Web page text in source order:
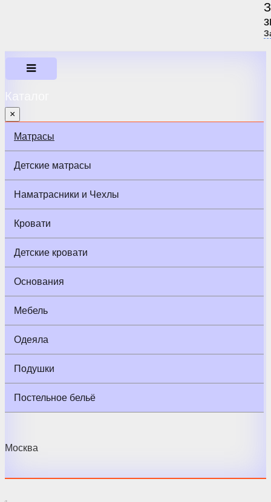
Каталог
×
Матрасы
Детские матрасы
Наматрасники и Чехлы
Кровати
Детские кровати
Основания
Мебель
Одеяла
Подушки
Постельное бельё
Москва